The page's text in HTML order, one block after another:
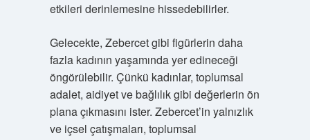
etkileri derinlemesine hissedebilirler.
Gelecekte, Zebercet gibi figürlerin daha
fazla kadının yaşamında yer edineceği
öngörülebilir. Çünkü kadınlar, toplumsal
adalet, aidiyet ve bağlılık gibi değerlerin ön
plana çıkmasını ister. Zebercet’in yalnızlık
ve içsel çatışmaları, toplumsal